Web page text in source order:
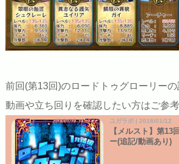
前回(第13回)のロードトゥグローリーの
動画や立ち回りを確認したい方はご参考
ユガラボ | 2018/01/12
【メルスト】第13
ー(追記/動画あり)